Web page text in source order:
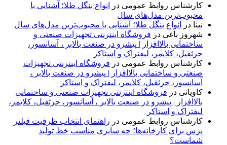
کارشناس روابط عمومی در
انواع بنگل طلا؛ آشنایی با
محبوب‌ترین مدل‌های سال
نینا در
انواع بنگل طلا؛ آشنایی با محبوب‌ترین مدل‌های سال
شهروز باغی در فروشگاه اینترنتی تجهیزات صنعتی و
ساختمانی بالاافزار | پیشرو در صنعت بالابر ، آسانسور،
جرثقیل، کلایمر، لیفتراک و استاکر
کارشناس روابط عمومی در فروشگاه اینترنتی تجهیزات
صنعتی و ساختمانی بالاافزار | پیشرو در صنعت بالابر ،
آسانسور، جرثقیل، کلایمر، لیفتراک و استاکر
کاویانی در فروشگاه اینترنتی تجهیزات صنعتی و ساختمانی
بالاافزار | پیشرو در صنعت بالابر ، آسانسور، جرثقیل، کلایمر،
لیفتراک و استاکر
کارشناس روابط عمومی در راهنمای انتخاب ظرفیت فیلتر
پرس برای کارخانه‌ها؛ چه سایزی مناسب خط تولید
شماست؟